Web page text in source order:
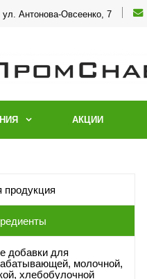
ул. Антонова-Овсеенко, 7
АКЦИИ
продукция
добавки для
молочной,
хлебобулочной